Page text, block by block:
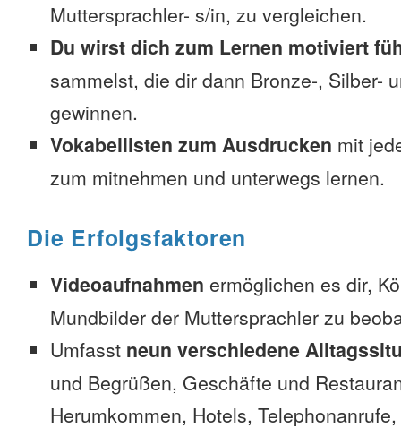
Muttersprachler- s/in, zu vergleichen.
Du wirst dich zum Lernen motiviert
sammelst, die dir dann Bronze-, Silber-
gewinnen.
Vokabellisten zum Ausdrucken mit
zum mitnehmen und unterwegs lernen.
Die Erfolgsfaktoren
Videoaufnahmen ermöglichen es dir,
Mundbilder der Muttersprachler zu
Umfasst neun verschiedene
und Begrüßen, Geschäfte und
Herumkommen, Hotels,